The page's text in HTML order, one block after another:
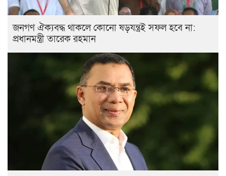
জনগণ ঐক্যবদ্ধ থাকলে কোনো ষড়যন্ত্রই সফল হবে না:
প্রধানমন্ত্রী তারেক রহমান